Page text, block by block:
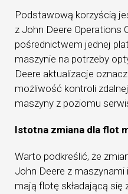
Podstawową korzyścią
z John Deere Operations
pośrednictwem jednej
maszynie na potrzeby
Deere aktualizacje
możliwość kontroli
maszyny z poziomu
Istotna zmiana dla flot
Warto podkreślić, że
John Deere z maszynami
mają flotę składającą